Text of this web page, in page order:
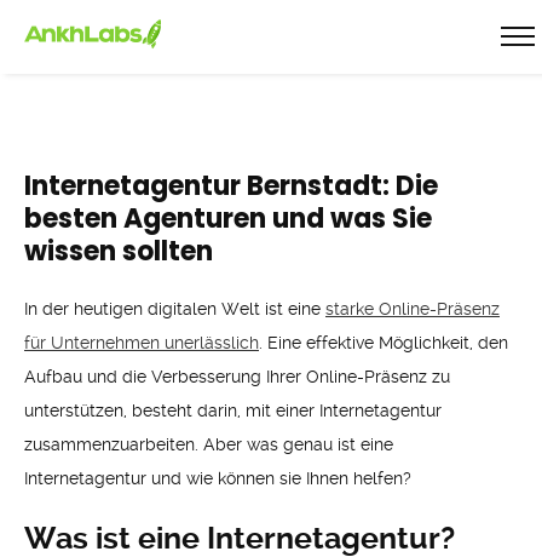
Internetagentur Bernstadt: Die
besten Agenturen und was Sie
wissen sollten
In der heutigen digitalen Welt ist eine starke Online-Präsenz
für Unternehmen unerlässlich . Eine effektive Möglichkeit, den
Aufbau und die Verbesserung Ihrer Online-Präsenz zu
unterstützen, besteht darin, mit einer Internetagentur
zusammenzuarbeiten. Aber was genau ist eine
Internetagentur und wie können sie Ihnen helfen?
Was ist eine Internetagentur?